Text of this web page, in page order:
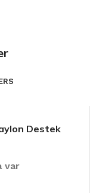
Destek
var